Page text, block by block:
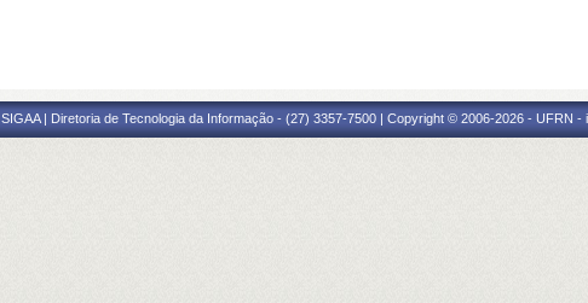
SIGAA | Diretoria de Tecnologia da Informação - (27) 3357-7500 | Copyright © 2006-2026 - UFRN -